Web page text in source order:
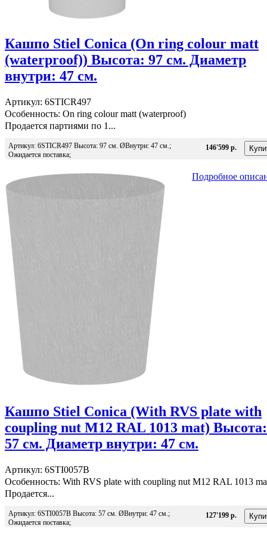
Кашпо Stiel Conica (On ring colour matt
(waterproof)) Высота: 97 см. Диаметр
внутри: 47 см.
Артикул: 6STICR497
Особенность: On ring colour matt (waterproof)
Продается партиями по 1...
Артикул: 6STICR497 Высота: 97 см. ØВнутри: 47 см.;
Ожидается поставка;
146'599 р.
Подробное
Кашпо Stiel Conica (With RVS plate with
coupling nut M12 RAL 1013 mat) Высота:
57 см. Диаметр внутри: 47 см.
Артикул: 6STI0057B
Особенность: With RVS plate with coupling nut M12 RAL 1013
Продается...
Артикул: 6STI0057B Высота: 57 см. ØВнутри: 47 см.;
Ожидается поставка;
127'199 р.